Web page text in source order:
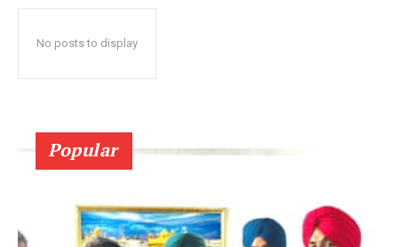
No posts to display
Popular